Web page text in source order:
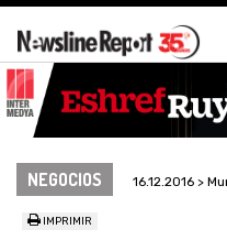
NEGOCIOS 16.12.2016 >
IMPRIMIR